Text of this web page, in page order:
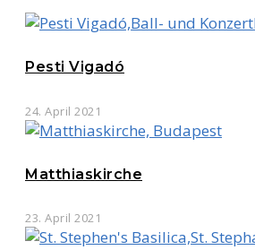
Pesti Vigadó
24. April 2021
Matthiaskirche
23. April 2021